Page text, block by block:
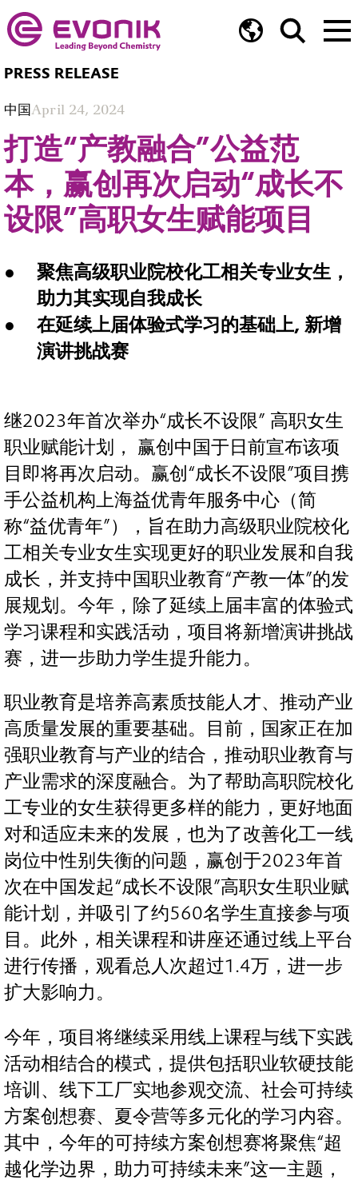
PRESS RELEASE
中国April 24, 2024
打造“产教融合”公益范
本，赢创再次启动“成长不
设限”高职女生赋能项目
聚焦高级职业院校化工相关专业女生，
助力其实现自我成长
在延续上届体验式学习的基础上, 新增
演讲挑战赛
继2023年首次举办“成长不设限” 高职女生
职业赋能计划， 赢创中国于日前宣布该项
目即将再次启动。赢创“成长不设限”项目携
手公益机构上海益优青年服务中心（简
称“益优青年”），旨在助力高级职业院校化
工相关专业女生实现更好的职业发展和自我
成长，并支持中国职业教育“产教一体”的发
展规划。今年，除了延续上届丰富的体验式
学习课程和实践活动，项目将新增演讲挑战
赛，进一步助力学生提升能力。
职业教育是培养高素质技能人才、推动产业
高质量发展的重要基础。目前，国家正在加
强职业教育与产业的结合，推动职业教育与
产业需求的深度融合。为了帮助高职院校化
工专业的女生获得更多样的能力，更好地面
对和适应未来的发展，也为了改善化工一线
岗位中性别失衡的问题，赢创于2023年首
次在中国发起“成长不设限”高职女生职业赋
能计划，并吸引了约560名学生直接参与项
目。此外，相关课程和讲座还通过线上平台
进行传播，观看总人次超过1.4万，进一步
扩大影响力。
今年，项目将继续采用线上课程与线下实践
活动相结合的模式，提供包括职业软硬技能
培训、线下工厂实地参观交流、社会可持续
方案创想赛、夏令营等多元化的学习内容。
其中，今年的可持续方案创想赛将聚焦“超
越化学边界，助力可持续未来”这一主题，